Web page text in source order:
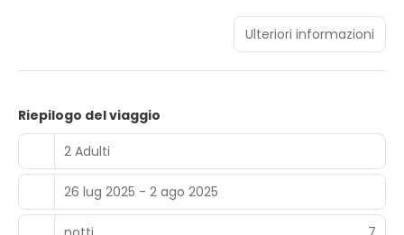
Regalati una giornata sulla spiaggia privata della struttura,
oppure approfitta dei servizi ricreativi disponibili, che
includono una piscina stagionale all'aperto e un servizio di
noleggio biciclette. Questo hotel dispone, inoltre, di il Wi-Fi
regalo/edicole. Grazie alla navetta locale (con
supplemento), sarà semplicissimo raggiungere le vicine
attrazioni.
Rilassati in una delle 95 camere della struttura, complete
di minibar e TV LCD. Il Wi-Fi gratuito ti consente di restare
in contatto con il mondo. Il bagno in camera dispone di
vasca o doccia, set di cortesia gratuiti e bidet. I comfort
Ulteriori informazioni
Riepilogo del viaggio
2 Adulti
26 lug 2025 - 2 ago 2025